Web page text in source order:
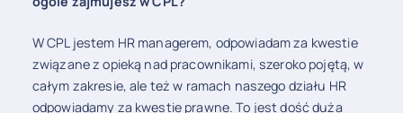
W CPL jestem HR managerem, odpowiadam za kwestie
związane z opieką nad pracownikami, szeroko pojętą, w
całym zakresie, ale też w ramach naszego działu HR
odpowiadamy za kwestie prawne. To jest dość duża